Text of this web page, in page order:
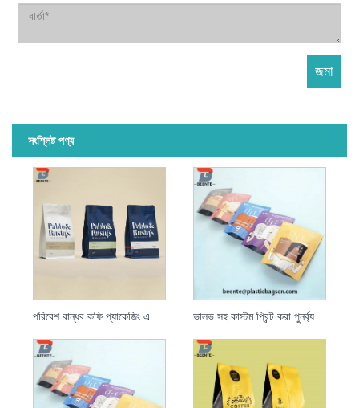
সংশ্লিষ্ট পণ্য
পরিবেশ বান্ধব কফি প্যাকেজিং এবং স্ট্যান্ড আপ কফি পাউচ ভালভ সহ কাস্টম প্রিন্ট করা পুনর্ব্যবহারযোগ্য ম্যাট ব্ল্যাক ফয়েল 250g কফি পাউচ